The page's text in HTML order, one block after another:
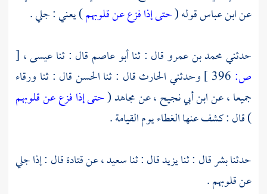
عنابن عباسقوله (حتى إذا فزع عن قلوبهم) يعني : جلي .
حدثنيمحمد بن عمروقال : ثناأبو عاصم قال : ثناعيسى ، [
ص:
وحدثنيالحارثقال : ثناالحسنقال : ثنا ورقاء
جميعا ، عنابن أبي نجيح ،عنمجاهد(حتى إذا فزع عن قلوبهم
) قال : كشف عنها الغطاء يوم القيامة .
حدثنابشرقال : ثنايزيدقال : ثناسعيد ،عنقتادةقال : إذا جلي
عن قلوبهم .